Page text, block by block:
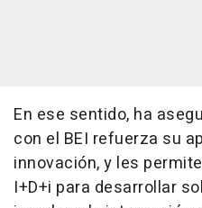
En ese sentido, ha
con el BEI refuerza su
innovación, y les
I+D+i para desarrollar